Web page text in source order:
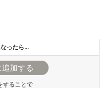
ったら…
することで